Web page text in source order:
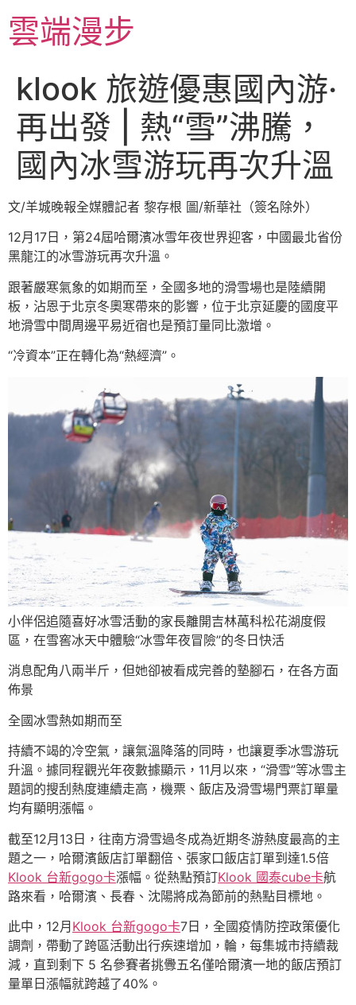
至雲端漫步
klook 旅遊優惠國內游·
再出發 | 熱“雪”沸騰，
國內冰雪游玩再次升溫
文/羊城晚報全媒體記者 黎存根 圖/新華社（簽名除外）
12月17日，第24屆哈爾濱冰雪年夜世界迎客，中國最北省份
黑龍江的冰雪游玩再次升溫。
跟著嚴寒氣象的如期而至，全國多地的滑雪場也是陸續開
板，沾恩于北京冬奧寒帶來的影響，位于北京延慶的國度平
地滑雪中間周邊平易近宿也是預訂量同比激增。
“冷資本”正在轉化為“熱經濟”。
小伴侶追隨喜好冰雪活動的家長離開吉林萬科松花湖度假
區，在雪窖冰天中體驗“冰雪年夜冒險”的冬日快活
消息配角八兩半斤，但她卻被看成完善的墊腳石，在各方面
佈景
全國冰雪熱如期而至
持續不竭的冷空氣，讓氣溫降落的同時，也讓夏季冰雪游玩
升溫。據同程觀光年夜數據顯示，11月以來，“滑雪”等冰雪主
題詞的搜刮熱度連續走高，機票、飯店及滑雪場門票訂單量
均有顯明漲幅。
截至12月13日，往南方滑雪過冬成為近期冬游熱度最高的主
題之一，哈爾濱飯店訂單翻倍、張家口飯店訂單到達1.5倍
Klook 台新gogo卡漲幅。從熱點預訂Klook 國泰cube卡航
路來看，哈爾濱、長春、沈陽將成為節前的熱點目標地。
此中，12月Klook 台新gogo卡7日，全國疫情防控政策優化
調劑，帶動了跨區活動出行疾速增加，輪，每集城市持續裁
減，直到剩下 5 名參賽者挑釁五名僅哈爾濱一地的飯店預訂
量單日漲幅就跨越了40%。